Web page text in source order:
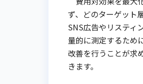
ず、どのターゲット
SNS広告やリスティ
量的に測定するため
改善を行うことが求
きます。